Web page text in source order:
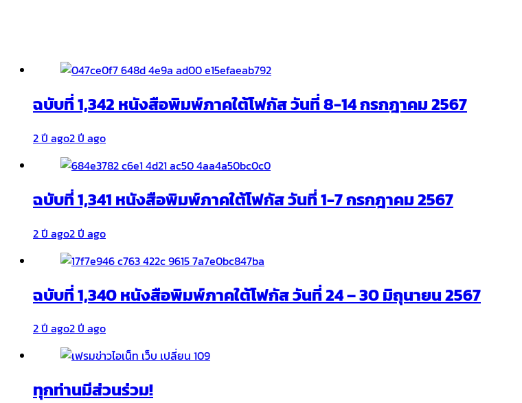
ฉบับที่ 1,342 หนังสือพิมพ์ภาคใต้โฟกัส วันที่ 8-14 กรกฎาคม 2567
2 ปี ago2 ปี ago
ฉบับที่ 1,341 หนังสือพิมพ์ภาคใต้โฟกัส วันที่ 1-7 กรกฎาคม 2567
2 ปี ago2 ปี ago
ฉบับที่ 1,340 หนังสือพิมพ์ภาคใต้โฟกัส วันที่ 24 – 30 มิถุนายน 2567
2 ปี ago2 ปี ago
ทุกท่านมีส่วนร่วม!